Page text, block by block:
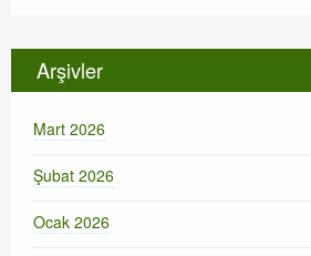
Arşivler
Mart 2026
Şubat 2026
Ocak 2026